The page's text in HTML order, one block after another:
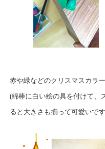
赤や緑などのクリスマスカラ
(綿棒に白い絵の具を付けて、
ると大きさも揃って可愛いで